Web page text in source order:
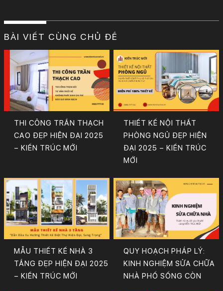
BÀI VIẾT CÙNG CHỦ ĐỀ
THI CÔNG TRẦN THẠCH
CAO ĐẸP HIỆN ĐẠI 2025
– KIẾN TRÚC MỚI
THIẾT KẾ NỘI THẤT
PHÒNG NGỦ ĐẸP HIỆN
ĐẠI 2025 – KIẾN TRÚC
MỚI
MẪU THIẾT KẾ NHÀ 3
TẦNG ĐẸP HIỆN ĐẠI 2025
– KIẾN TRÚC MỚI
QUY HOẠCH PHÁP LÝ:
KINH NGHIỆM SỬA CHỮA
NHÀ PHỐ SỐNG CÒN